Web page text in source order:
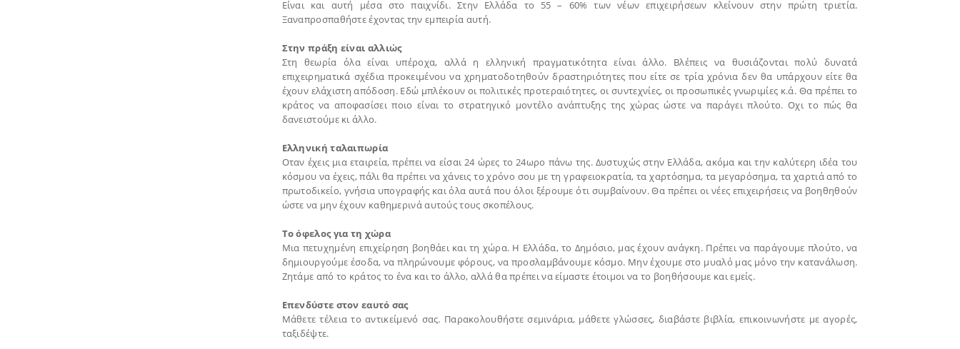
Είναι και αυτή μέσα στο παιχνίδι. Στην Ελλάδα το 55 – 60% των νέων επιχειρήσεων κλείνουν στην πρώτη τριετία.
Ξαναπροσπαθήστε έχοντας την εμπειρία αυτή.
Στην πράξη είναι αλλιώς
Στη θεωρία όλα είναι υπέροχα, αλλά η ελληνική πραγματικότητα είναι άλλο. Βλέπεις να θυσιάζονται πολύ δυνατά
επιχειρηματικά σχέδια προκειμένου να χρηματοδοτηθούν δραστηριότητες που είτε σε τρία χρόνια δεν θα υπάρχουν είτε θα
έχουν ελάχιστη απόδοση. Εδώ μπλέκουν οι πολιτικές προτεραιότητες, οι συντεχνίες, οι προσωπικές γνωριμίες κ.ά. Θα πρέπει το
κράτος να αποφασίσει ποιο είναι το στρατηγικό μοντέλο ανάπτυξης της χώρας ώστε να παράγει πλούτο. Οχι το πώς θα
δανειστούμε κι άλλο.
Ελληνική ταλαιπωρία
Οταν έχεις μια εταιρεία, πρέπει να είσαι 24 ώρες το 24ωρο πάνω της. Δυστυχώς στην Ελλάδα, ακόμα και την καλύτερη ιδέα του
κόσμου να έχεις, πάλι θα πρέπει να χάνεις το χρόνο σου με τη γραφειοκρατία, τα χαρτόσημα, τα μεγαρόσημα, τα χαρτιά από το
πρωτοδικείο, γνήσια υπογραφής και όλα αυτά που όλοι ξέρουμε ότι συμβαίνουν. Θα πρέπει οι νέες επιχειρήσεις να βοηθηθούν
ώστε να μην έχουν καθημερινά αυτούς τους σκοπέλους.
Το όφελος για τη χώρα
Μια πετυχημένη επιχείρηση βοηθάει και τη χώρα. Η Ελλάδα, το Δημόσιο, μας έχουν ανάγκη. Πρέπει να παράγουμε πλούτο, να
δημιουργούμε έσοδα, να πληρώνουμε φόρους, να προσλαμβάνουμε κόσμο. Μην έχουμε στο μυαλό μας μόνο την κατανάλωση.
Ζητάμε από το κράτος το ένα και το άλλο, αλλά θα πρέπει να είμαστε έτοιμοι να το βοηθήσουμε και εμείς.
Επενδύστε στον εαυτό σας
Μάθετε τέλεια το αντικείμενό σας. Παρακολουθήστε σεμινάρια, μάθετε γλώσσες, διαβάστε βιβλία, επικοινωνήστε με αγορές,
ταξιδέψτε.